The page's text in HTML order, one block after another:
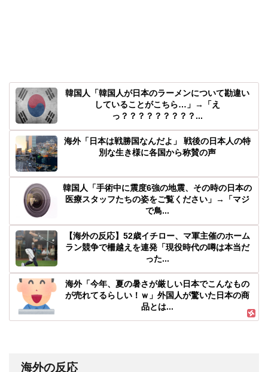
韓国人「韓国人が日本のラーメンについて勘違い
していることがこちら…」→「え
っ？？？？？？？？？...
海外「日本は戦勝国なんだよ」 戦後の日本人の特
別な生き様に各国から称賛の声
韓国人「手術中に震度6強の地震、その時の日本の
医療スタッフたちの姿をご覧ください」→「マジ
で鳥...
【海外の反応】52歳イチロー、マ軍主催のホーム
ラン競争で柵越えを連発「現役時代の噂は本当だ
った...
海外「今年、夏の暑さが厳しい日本でこんなもの
が売れてるらしい！ｗ」外国人が驚いた日本の商
品とは...
海外の反応